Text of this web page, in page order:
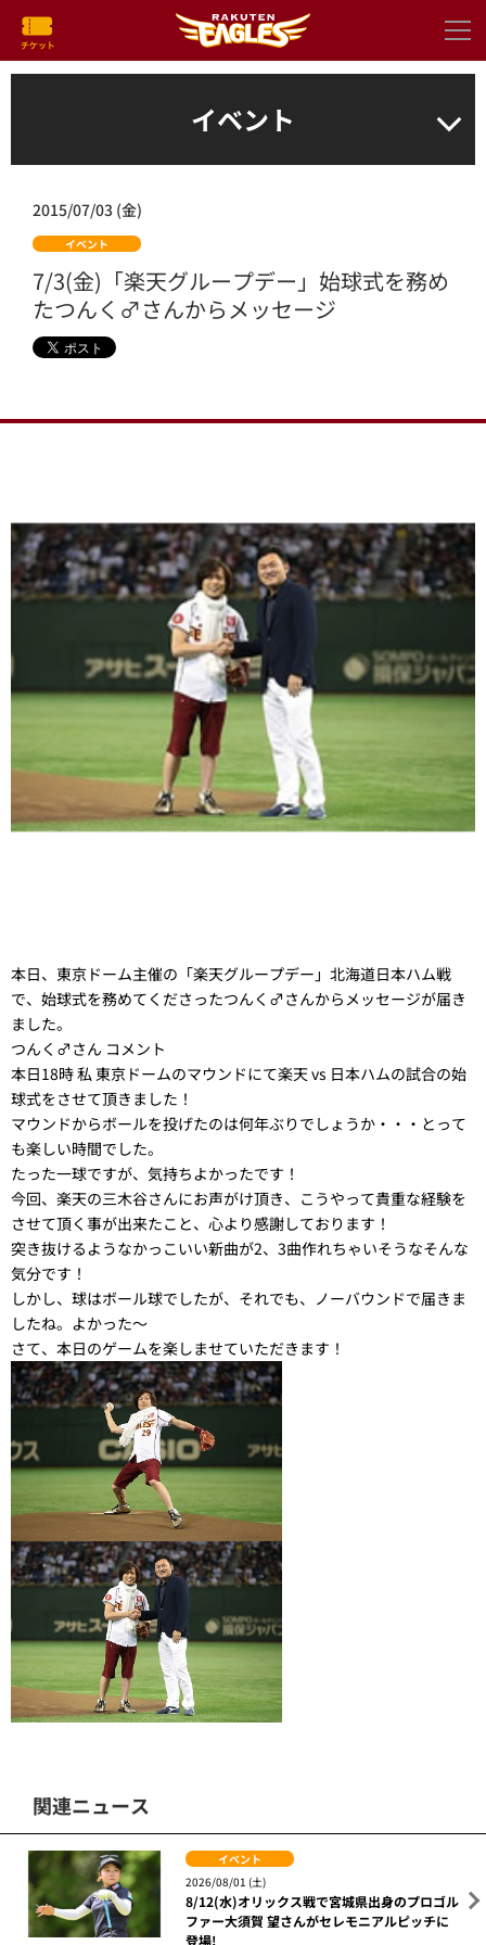
イベント
2015/07/03 (金)
イベント
7/3(金)「楽天グループデー」始球式を務め
たつんく♂さんからメッセージ
本日、東京ドーム主催の「楽天グループデー」北海道日本ハム戦
で、始球式を務めてくださったつんく♂さんからメッセージが届き
ました。
つんく♂さん コメント
本日18時 私 東京ドームのマウンドにて楽天 vs 日本ハムの試合の始
球式をさせて頂きました！
マウンドからボールを投げたのは何年ぶりでしょうか・・・とって
も楽しい時間でした。
たった一球ですが、気持ちよかったです！
今回、楽天の三木谷さんにお声がけ頂き、こうやって貴重な経験を
させて頂く事が出来たこと、心より感謝しております！
突き抜けるようなかっこいい新曲が2、3曲作れちゃいそうなそんな
気分です！
しかし、球はボール球でしたが、それでも、ノーバウンドで届きま
したね。よかった～
さて、本日のゲームを楽しませていただきます！
関連ニュース
イベント
2026/08/01 (土)
8/12(水)オリックス戦で宮城県出身のプロゴル
ファー大須賀 望さんがセレモニアルピッチに
登場!